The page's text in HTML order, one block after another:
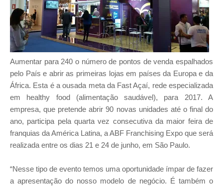
Aumentar para 240 o número de pontos de venda espalhados
pelo País e abrir as primeiras lojas em países da Europa e da
África. Esta é a ousada meta da Fast Açaí, rede especializada
em healthy food (alimentação saudável), para 2017. A
empresa, que pretende abrir 90 novas unidades até o final do
ano, participa pela quarta vez consecutiva da maior feira de
franquias da América Latina, a ABF Franchising Expo que será
realizada entre os dias 21 e 24 de junho, em São Paulo.
“Nesse tipo de evento temos uma oportunidade ímpar de fazer
a apresentação do nosso modelo de negócio. É também o